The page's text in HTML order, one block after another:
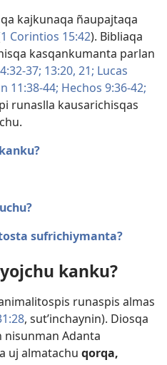
kajkunaqa ñaupajtaqa
1 Corintios 15:42). Bibliaqa
kasqankumanta parlan
37; 13:20, 21; Lucas
11:38-44; Hechos 9:36-42;
runaslla kausarichisqas
sufrichiymanta?
kanku?
runaspis almas
, sutʼinchaynin). Diosqa
Adanta
uj almatachu qorqa,